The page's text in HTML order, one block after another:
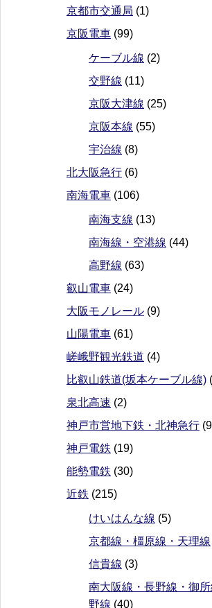
京都市交通局 (1)
京阪電車 (99)
ケーブル線 (2)
交野線 (11)
京阪大津線 (25)
京阪本線 (55)
宇治線 (8)
北大阪急行 (6)
南海電車 (106)
南海支線 (13)
南海線・空港線 (44)
高野線 (63)
叡山電車 (24)
大阪モノレール (9)
山陽電車 (61)
嵯峨野観光鉄道 (4)
比叡山鉄道(坂本ケーブル線)
泉北高速 (2)
神戸市営地下鉄・北神急行
神戸電鉄 (19)
能勢電鉄 (30)
近鉄 (215)
けいはんな線 (5)
京都線・橿原線・天理線
信貴線 (3)
南大阪線・長野線・御
野線 (40)